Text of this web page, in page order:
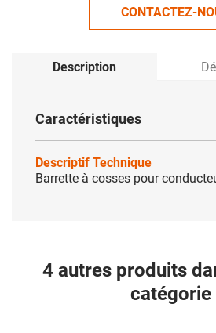
CONTACTEZ-
Description
Caractéristiques
Descriptif Technique
Barrette à cosses pour
4 autres produits
catégorie